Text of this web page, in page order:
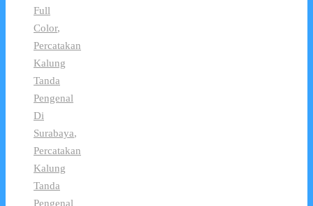
Full
Color,
Percatakan
Kalung
Tanda
Pengenal
Di
Surabaya,
Percatakan
Kalung
Tanda
Pengenal